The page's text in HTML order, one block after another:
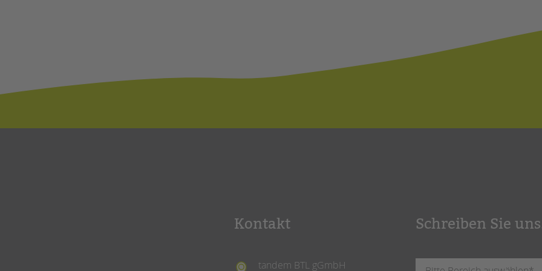
Kontakt
tandem BTL gGmbH
Schreiben Sie